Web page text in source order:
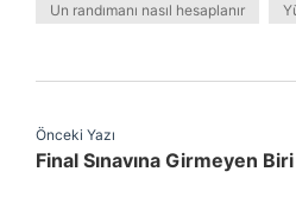
Un randımanı nasıl hesaplanır
Önceki Yazı
Final Sınavına Girmeyen